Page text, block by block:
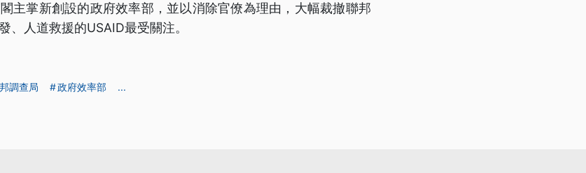
主掌新創設的政府效率部，並以消除官僚為理由，大幅裁撤聯邦
、人道救援的USAID最受關注。
調查局 政府效率部 ...